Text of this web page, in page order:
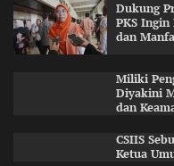
Dukung
PKS Ingin
dan
Miliki
Diyakini
dan
CSIIS
Ketua